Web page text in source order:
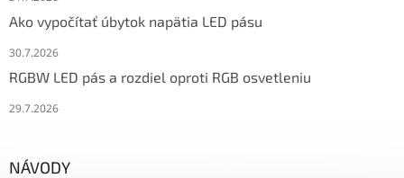
Ako vypočítať úbytok napätia LED pásu
30.7.2026
RGBW LED pás a rozdiel oproti RGB osvetleniu
29.7.2026
NÁVODY